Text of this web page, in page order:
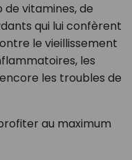
vitamines, de
qui lui confèrent
le vieillissement
les
les troubles de
au maximum